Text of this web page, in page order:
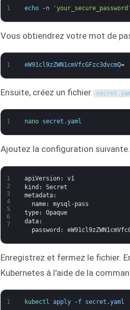
1 echo -n 'your_secure_password'
Vous obtiendrez votre mot de
1 eW91cl9zZWN1cmVfcGFzc3dvcmQ=
Ensuite, créez un fichier secret .
1 nano secret .yaml
Ajoutez la configuration suivante.
1
2
3
4
5
6
7
apiVersion: v1
kind : Secret
metadata:
name: mysql-pass
type: Opaque
data:
password :
Enregistrez et fermez le fichier.
Kubernetes à l'aide de la
1 kubectl apply -f secret .yaml